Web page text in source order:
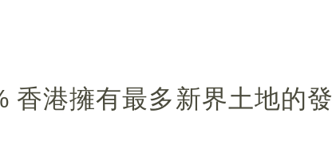
香港擁有最多新界土地的發